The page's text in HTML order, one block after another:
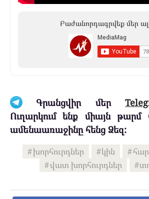
Բաժանորդագրվեք մեր
Գրանցվիր մեր
Ուղարկում ենք միայն թարմ
ամենաառաջինը հենց Ձեզ:
խորհուրդներ կին
վատ խորհուրդներ